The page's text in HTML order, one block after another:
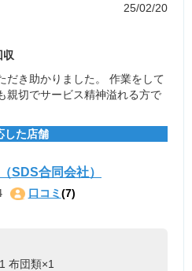
25/02/20
収
だき助かりました。 作業をして
親切でサービス精神溢れる方で
した店舗
SDS合同会社）
口コミ (7)
布団類×1